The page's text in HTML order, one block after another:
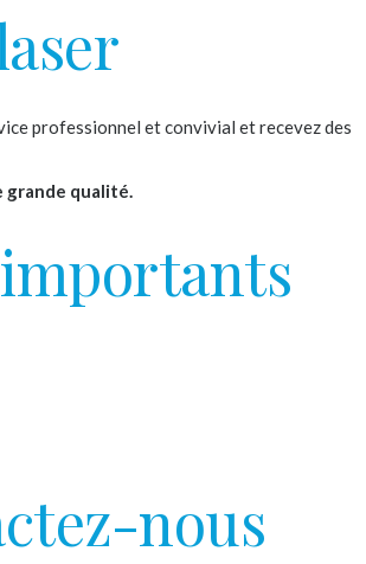
professionnel et convivial et recevez des
grande qualité.
nous